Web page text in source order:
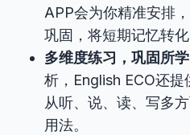
APP会为你精准安排
巩固，将短期记忆转化
多维度练习，巩固所学
析，English ECO还
从听、说、读、写多
用法。